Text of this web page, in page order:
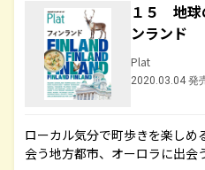
１５ 地
ンランド
Plat
2020.03.04 発
ローカル気分で町歩きを楽しめ
会う地方都市、オーロラに出会